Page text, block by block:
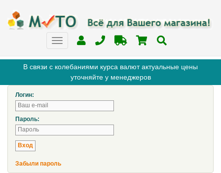
В связи с колебаниями курса валют актуальные цены
уточняйте у менеджеров
Логин:
Пароль:
Забыли пароль